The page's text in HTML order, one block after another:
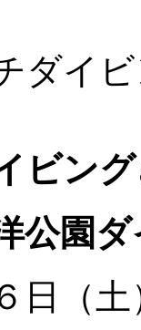
ダイ
ビン
公園
日（土